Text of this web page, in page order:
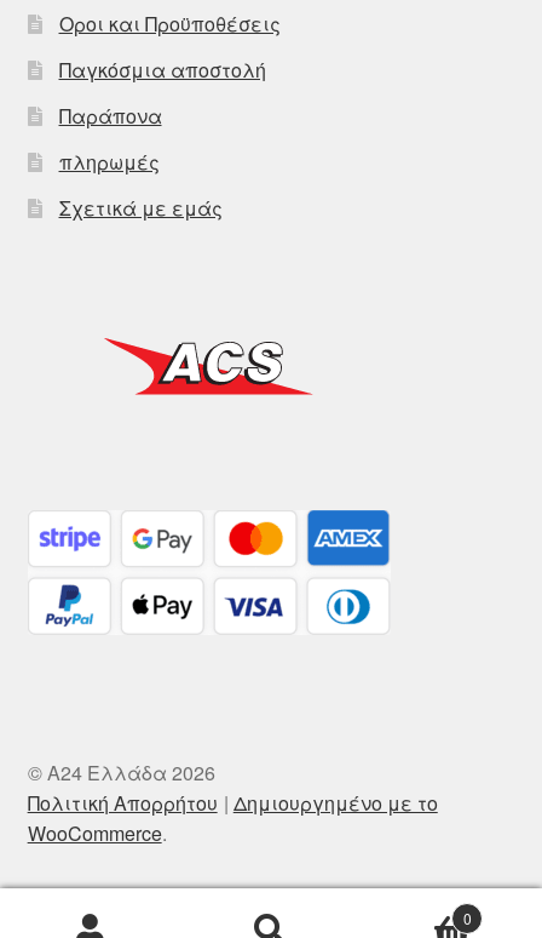
Οροι και Προϋποθέσεις
Παγκόσμια αποστολή
Παράπονα
πληρωμές
Σχετικά με εμάς
© A24 Ελλάδα 2026
Πολιτική Απορρήτου
Δημιουργημένο με το
WooCommerce.
Αναζήτηση
Αναζήτηση
0